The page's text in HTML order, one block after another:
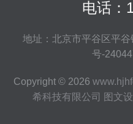
电话：
地址：北京市平谷区平
号-
Copyright © 2026
希科技有限公司
图文